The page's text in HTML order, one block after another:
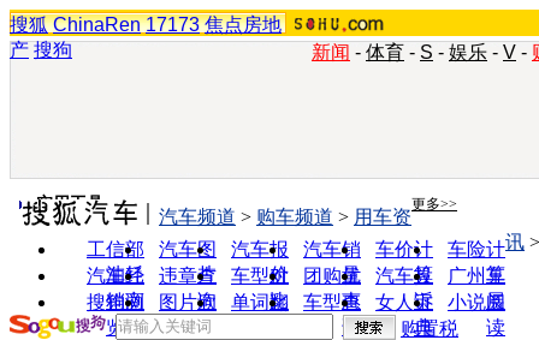
搜狐 ChinaRen 17173 焦点房地
产 搜狗 新闻 - 体育 - S - 娱乐 - V -
实用工具 更多>>
工信部
油耗
汽车图
片
汽车报
价
汽车销
量
车价计
算
车险计
算
汽车经
销商
违章查
询
车型对
比
团购优
惠
汽车投
诉
广州车
展
搜狗浏
览器
图片欣
赏
单词翻
车型查
询
女人宝
典
小说阅
读
汽车频道 > 购车频道 > 用车资
讯
购置税